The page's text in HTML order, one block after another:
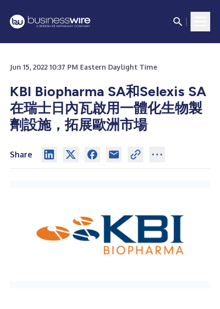
Jun 15, 2022 10:37 PM Eastern Daylight Time
KBI Biopharma SA和Selexis SA
在瑞士日內瓦啟用一體化生物製
劑設施，拓展歐洲市場
Share